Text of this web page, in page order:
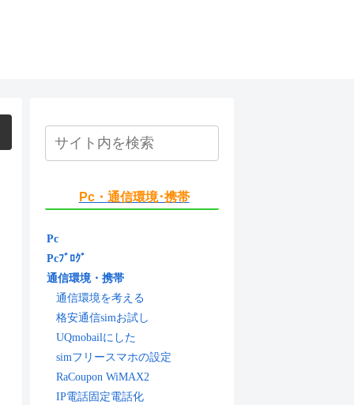
Pc・通信環境･携帯
Pc
Pcﾌﾞﾛｸﾞ
通信環境・携帯
通信環境を考える
格安通信simお試し
UQmobailにした
simフリースマホの設定
RaCoupon WiMAX2
IP電話固定電話化